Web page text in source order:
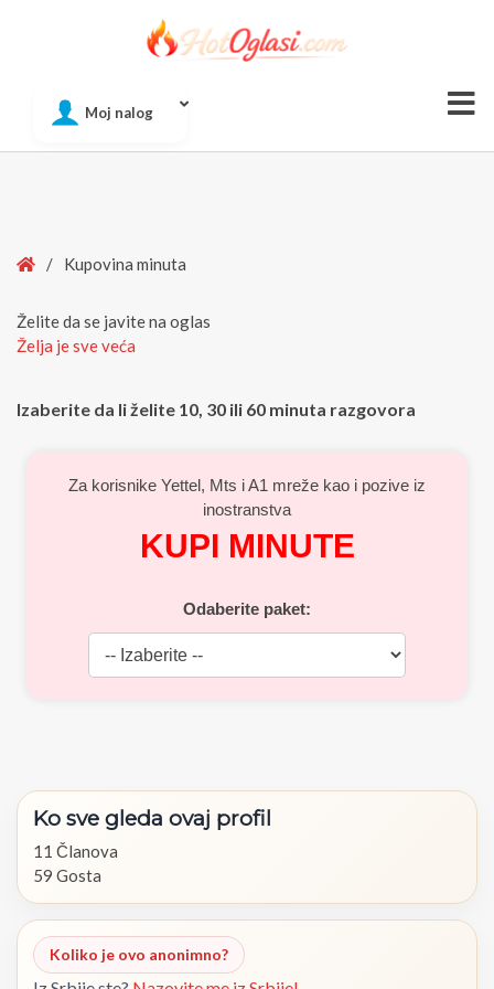
Moj nalog
Home
/ Kupovina minuta
Želite da se javite na oglas
Želja je sve veća
Izaberite da li želite 10, 30 ili 60 minuta razgovora
Za korisnike Yettel, Mts i A1 mreže kao i pozive iz
inostranstva
KUPI MINUTE
Odaberite paket:
Ko sve gleda ovaj profil
11 Članova
59 Gosta
Koliko je ovo anonimno?